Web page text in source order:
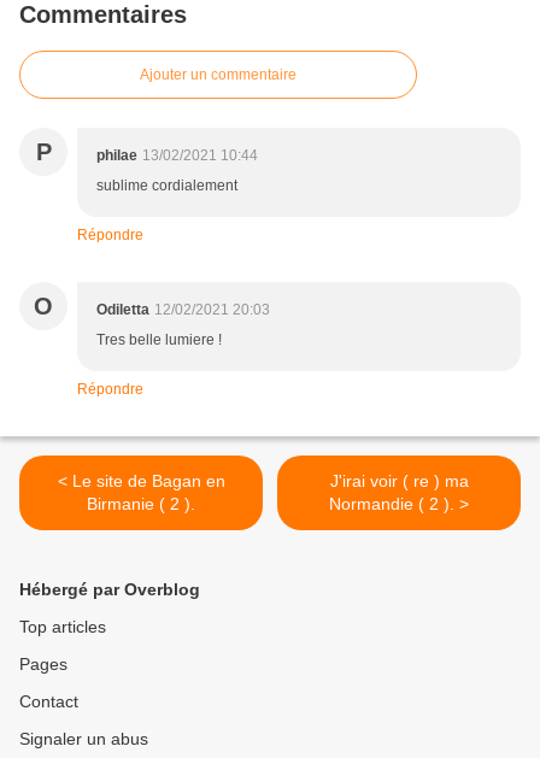
Commentaires
Ajouter un commentaire
P philae 13/02/2021 10:44
sublime cordialement
Répondre
O Odiletta 12/02/2021 20:03
Tres belle lumiere !
Répondre
< Le site de Bagan en
Birmanie ( 2 ).
J'irai voir ( re ) ma
Normandie ( 2 ). >
Hébergé par Overblog
Top articles
Pages
Contact
Signaler un abus